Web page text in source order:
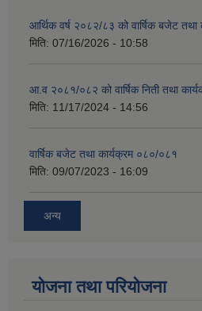
आर्थिक वर्ष २०८२/८३ को वार्षिक बजेट तथा
मिति: 07/16/2026 - 10:58
आ.व २०८१/०८२ को वार्षिक निती तथा
मिति: 11/17/2024 - 14:56
वार्षिक बजेट तथा कार्यक्रम ०८०/०८१
मिति: 09/07/2023 - 16:09
अन्य
योजना तथा परियोजना